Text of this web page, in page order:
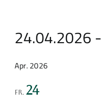
Preise
24.04.2026 -
date.
Apr. 2026
Fr. 24